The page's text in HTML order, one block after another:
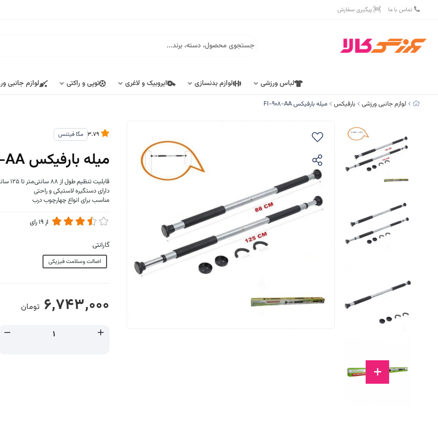
تماس با ما پیگیری سفارش
لباس ورزشی لوازم بدنسازی ایروبیک و لاغری توپی و راکتی لوازم جانبی
لوازم جانبی ورزشی بارفیکس میله بارفیکس FI-908-AA
مگا فیتنس
میله بارفیکس FI-908-AA
قابلیت تنظیم طول از 88 سانتی‌متر تا 125 سانتی‌متر
دارای دستگیره لاستیکی و راحتی
مناسب برای انواع چهارچوب درب
از19رای
گارانتی
اصالت وسلامت فیزیکی
6,743,000 تومان